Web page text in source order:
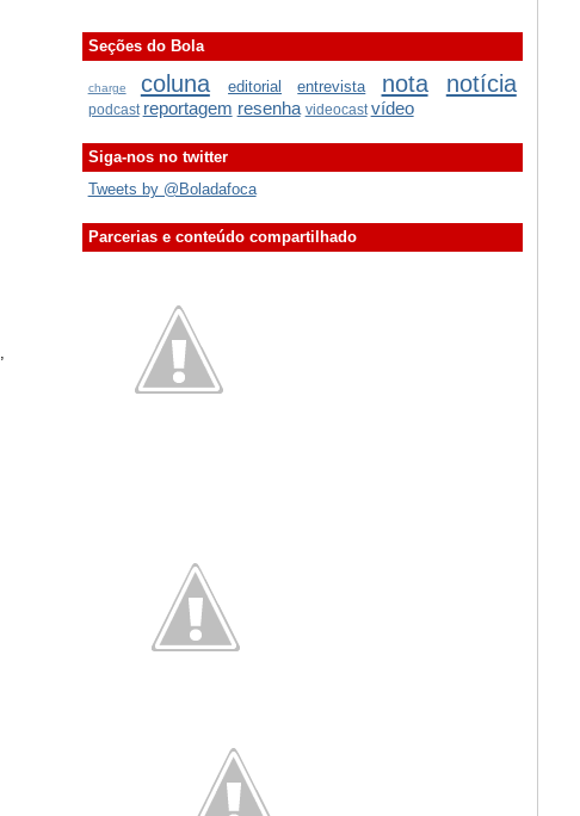
Seções do Bola
charge coluna editorial entrevista nota notícia
podcast reportagem resenha videocast vídeo
Siga-nos no twitter
Tweets by @Boladafoca
Parcerias e conteúdo compartilhado